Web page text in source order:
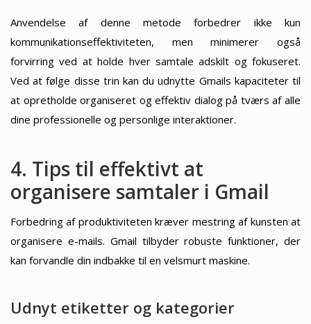
Anvendelse af denne metode forbedrer ikke kun
kommunikationseffektiviteten, men minimerer også
forvirring ved at holde hver samtale adskilt og fokuseret.
Ved at følge disse trin kan du udnytte Gmails kapaciteter til
at opretholde organiseret og effektiv dialog på tværs af alle
dine professionelle og personlige interaktioner.
4. Tips til effektivt at
organisere samtaler i Gmail
Forbedring af produktiviteten kræver mestring af kunsten at
organisere e-mails. Gmail tilbyder robuste funktioner, der
kan forvandle din indbakke til en velsmurt maskine.
Udnyt etiketter og kategorier